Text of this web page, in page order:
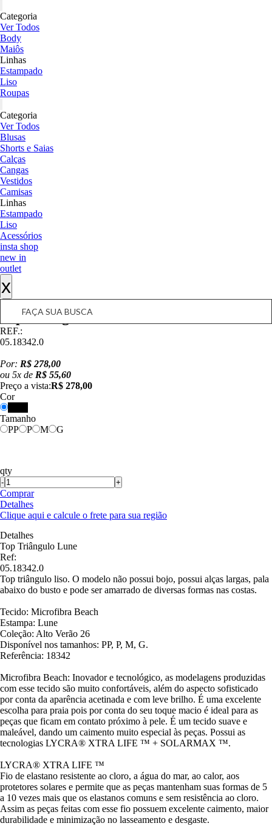
Categoria
Ver Todos
Body
Maiôs
Linhas
Estampado
Liso
Roupas
Categoria
Ver Todos
Blusas
Shorts e Saias
Calças
Cangas
Vestidos
Camisas
Linhas
Estampado
Liso
Acessórios
insta shop
new in
outlet
x
Top Triângulo Lune
REF.:
05.18342.0
Por: R$ 278,00
ou 5x de R$ 55,60
Preço a vista:R$ 278,00
Cor
Tamanho
PP
P M G
qty
- +
Comprar
Detalhes
Clique aqui e calcule o frete para sua região
Detalhes
Top Triângulo Lune
Ref:
05.18342.0
Top triângulo liso. O modelo não possui bojo, possui alças largas, pala
abaixo do busto e pode ser amarrado de diversas formas nas costas.
Tecido: Microfibra Beach
Estampa: Lune
Coleção: Alto Verão 26
Disponível nos tamanhos: PP, P, M, G.
Referência: 18342
Microfibra Beach: Inovador e tecnológico, as modelagens produzidas
com esse tecido são muito confortáveis, além do aspecto sofisticado
por conta da aparência acetinada e com leve brilho. É uma excelente
escolha para praia pois por conta do seu toque macio é ideal para as
peças que ficam em contato próximo à pele. É um tecido suave e
maleável, dando um caimento muito especial às peças. Possui as
tecnologias LYCRA® XTRA LIFE ™ + SOLARMAX ™.
LYCRA® XTRA LIFE ™
Fio de elastano resistente ao cloro, a água do mar, ao calor, aos
protetores solares e permite que as peças mantenham suas formas de 5
a 10 vezes mais que os elastanos comuns e sem resistência ao cloro.
Assim as peças feitas com esse fio possuem excelente caimento, maior
durabilidade e minimização no lasseamento e desgaste.